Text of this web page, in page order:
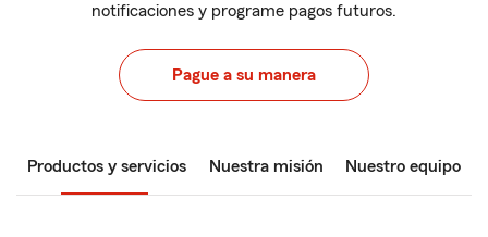
notificaciones y programe pagos futuros.
Pague a su manera
Productos y servicios Nuestra misión Nuestro equipo